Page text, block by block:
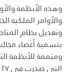
وهذه الأنظمة
والأوامر الملكية
وتعديل نظام
بتسمية أعضاء
ومتممة للأنظمة